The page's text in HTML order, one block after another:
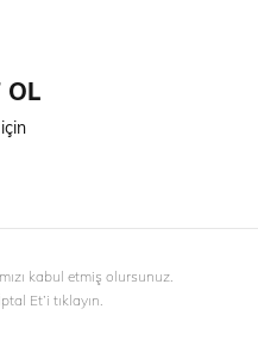
OL
kabul etmiş olursunuz.
Et’i tıklayın.